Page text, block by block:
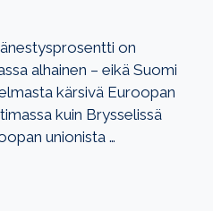
on
alhainen – eikä Suomi
kärsivä Euroopan
kuin Brysselissä
unionista …